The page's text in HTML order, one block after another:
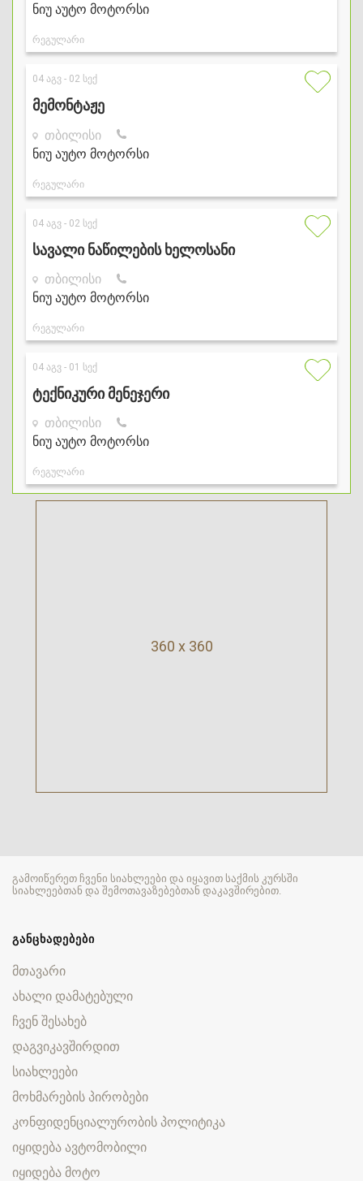
360 x 360
გამოიწერეთ ჩვენი სიახლეები და იყავით საქმის კურსში
სიახლეებთან და შემოთავაზებებთან დაკავშირებით.
ᲒᲐᲜᲪᲮᲐᲓᲔᲑᲔᲑᲘ
მთავარი
ახალი დამატებული
ჩვენ შესახებ
დაგვიკავშირდით
სიახლეები
მოხმარების პირობები
კონფიდენციალურობის პოლიტიკა
იყიდება ავტომობილი
იყიდება მოტო